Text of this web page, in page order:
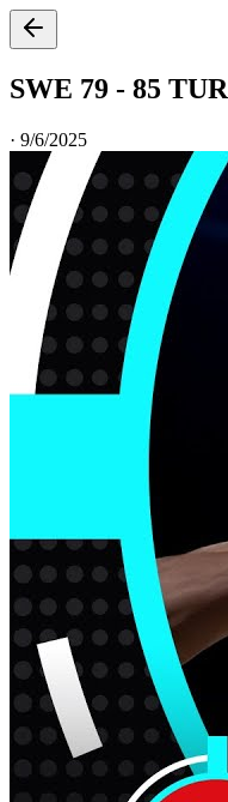
SWE 79 - 85 TUR
· 9/6/2025